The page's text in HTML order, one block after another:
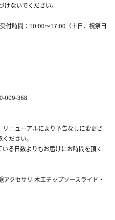
ないでください。
時間：10:00～17:00（土日、祝祭日
009-368
ニューアルにより予告なしに変更さ
ださい。
る日数よりもお届けにお時間を頂く
クセサリ 木工チップソースライド・